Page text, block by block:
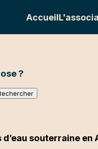
Accueil
?
souterraine en